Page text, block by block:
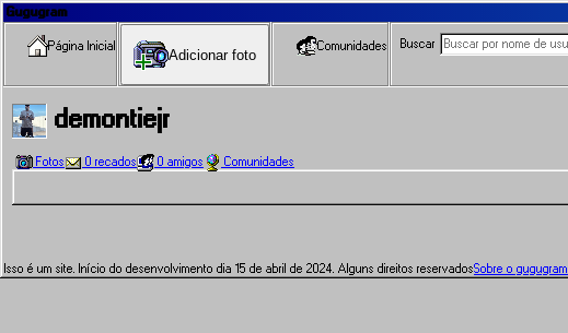
Gugugram
Página Inicial Comunidades
Adicionar foto
Buscar
demontiejr
Fotos 0 recados 0 amigos Comunidades
Isso é um site. Início do desenvolvimento dia 15 de abril de 2024. Alguns direitos reservadosSobre o gugugram